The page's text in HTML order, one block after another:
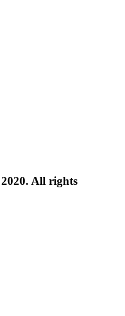
All rights